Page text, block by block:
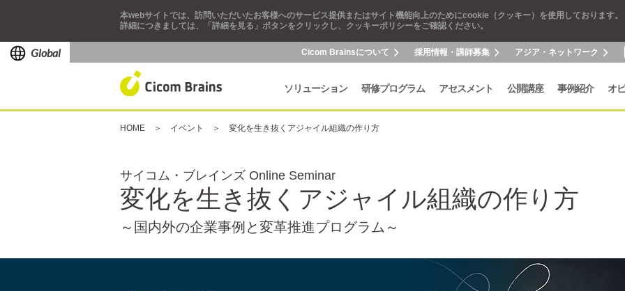
本webサイトでは、訪問いただいたお客様へのサービス提供またはサイト機能向上のためにcookie（クッキー）を使用しております。
詳細につきましては、「詳細を見る」ボタンをクリックし、クッキーポリシーをご確認ください。
Global Cicom Brainsについて 採用情報・講師募集 アジア・ネットワーク
ソリューション 研修プログラム アセスメント 公開講座 事例紹介 オ
HOME イベント 変化を生き抜くアジャイル組織の作り方
サイコム・ブレインズ Online Seminar
変化を生き抜くアジャイル組織の作り方
～国内外の企業事例と変革推進プログラム～